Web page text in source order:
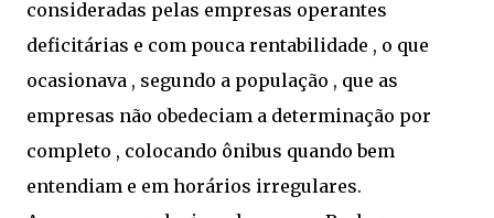
consideradas pelas empresas operantes
deficitárias e com pouca rentabilidade , o que
ocasionava , segundo a população , que as
empresas não obedeciam a determinação por
completo , colocando ônibus quando bem
entendiam e em horários irregulares.